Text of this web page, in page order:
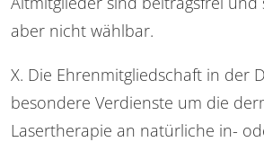
aber nicht wählbar.
X. Die Ehrenmitgliedschaft in der
besondere Verdienste um die
Lasertherapie an natürliche in-